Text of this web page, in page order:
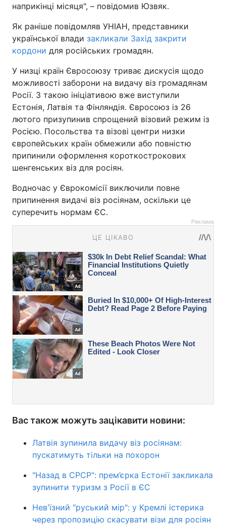
наприкінці місяця", – повідомив Юзвяк.
Як раніше повідомляв УНІАН, представники
української влади закликали Захід закрити
кордони для російських громадян.
У низці країн Євросоюзу триває дискусія щодо
можливості заборони на видачу віз громадянам
Росії. З такою ініціативою вже виступили
Естонія, Латвія та Фінляндія. Євросоюз із 26
лютого призупинив спрощений візовий режим із
Росією. Посольства та візові центри низки
європейських країн обмежили або повністю
припинили оформлення короткострокових
шенгенських віз для росіян.
Водночас у Єврокомісії виключили повне
припинення видачі віз росіянам, оскільки це
суперечить нормам ЄС.
Реклама
Вас також можуть зацікавити новини:
Латвія зупинила видачу віз росіянам:
пускатимуть тільки на похорон
"Назад в СРСР": прем’єрка Естонії закликала
зупинити туризм з Росії в ЄС
Нев'їзний "руський мір": у Кремлі істерика
через пропозицію скасувати візи для росіян